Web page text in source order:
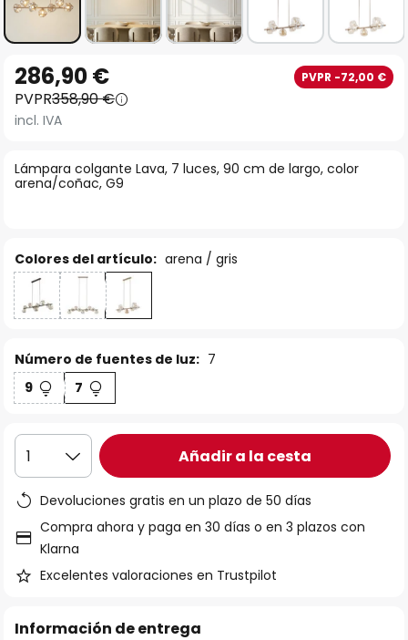
comienzo
de
galería
de
Lámpara colgante Lava, 7 luces, 90 cm de largo, color
arena/coñac, G9
286,90 € PVPR -72,00 €
PVPR358,90 €
incl. IVA
Colores del artículo: arena / gris
Número de fuentes de luz: 7
9
7
1 Añadir a la cesta
Devoluciones gratis en un plazo de 50 días
Compra ahora y paga en 30 días o en 3 plazos con
Klarna
Excelentes valoraciones en Trustpilot
Información de entrega